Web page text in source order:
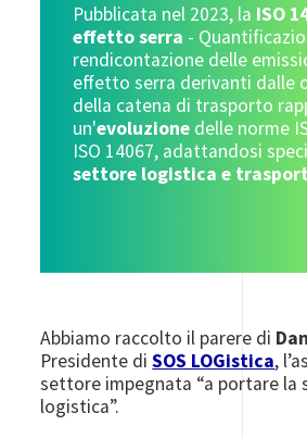
Pubblicata nel 2023, la ISO
effetto serra -
rendicontazione delle
effetto serra derivanti dalle
della catena di trasporto
un'evoluzione delle norme
ISO 14067, adattandosi
settore logistica e
Abbiamo raccolto il parere di
Presidente diSOS LOGistica,
settore impegnata “a portare la
logistica”.